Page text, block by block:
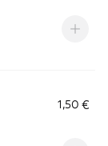
1,50 €